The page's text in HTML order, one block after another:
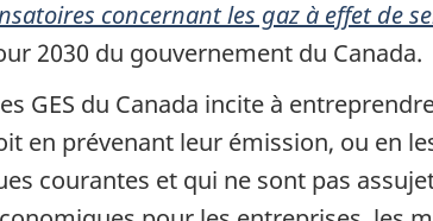
concernant les gaz à effet de
2030 du gouvernement du Canada.
GES du Canada incite à
en prévenant leur émission, ou en
courantes et qui ne sont pas